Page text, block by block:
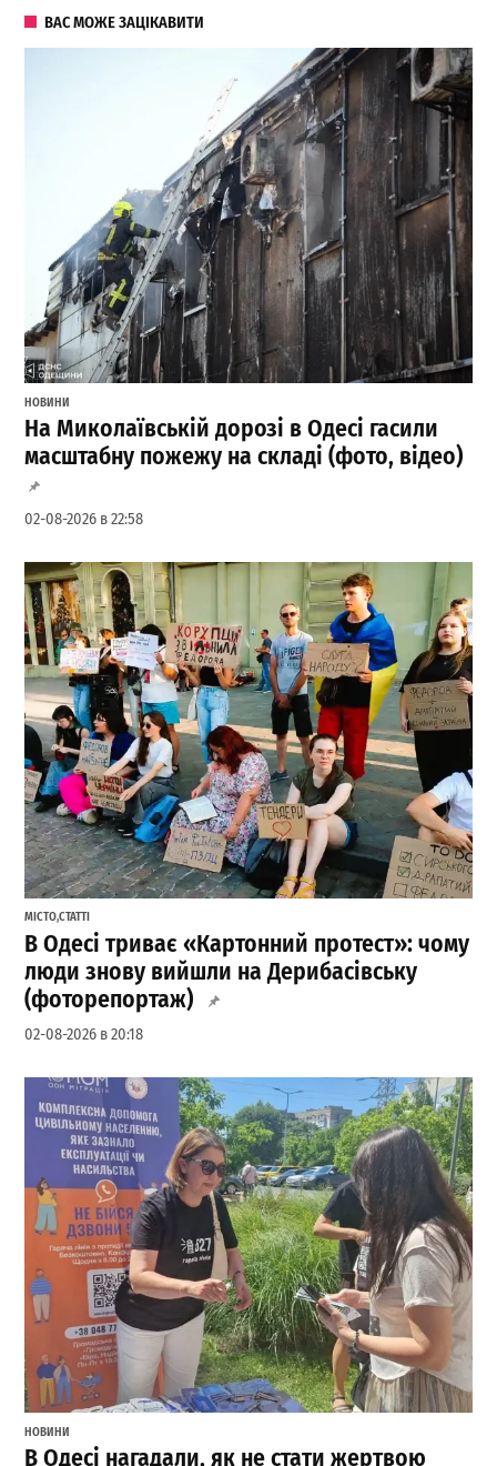
ВАС МОЖЕ ЗАЦІКАВИТИ
НОВИНИ
На Миколаївській дорозі в Одесі гасили
масштабну пожежу на складі (фото, відео)
02-08-2026 в 22:58
МІСТО,СТАТТІ
В Одесі триває «Картонний протест»: чому
люди знову вийшли на Дерибасівську
(фоторепортаж)
02-08-2026 в 20:18
НОВИНИ
В Одесі нагадали, як не стати жертвою